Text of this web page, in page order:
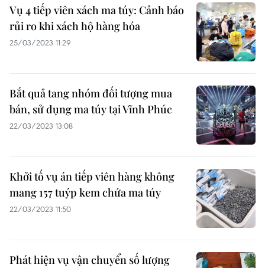
Vụ 4 tiếp viên xách ma túy: Cảnh báo
rủi ro khi xách hộ hàng hóa
25/03/2023 11:29
Bắt quả tang nhóm đối tượng mua
bán, sử dụng ma túy tại Vĩnh Phúc
22/03/2023 13:08
Khởi tố vụ án tiếp viên hàng không
mang 157 tuýp kem chứa ma túy
22/03/2023 11:50
Phát hiện vụ vận chuyển số lượng